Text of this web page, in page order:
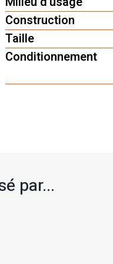
Construction
Taille
Conditionnement
par...